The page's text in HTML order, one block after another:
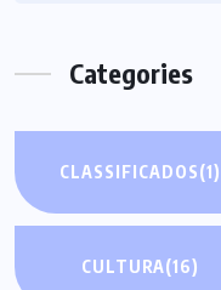
Categories
CLASSIFICADOS(1)
CULTURA(16)